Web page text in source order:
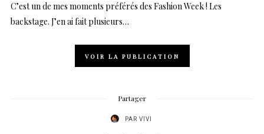
C’est un de mes moments préférés des Fashion Week ! Les
backstage. J’en ai fait plusieurs…
VOIR LA PUBLICATION
Partager
PAR VIVI